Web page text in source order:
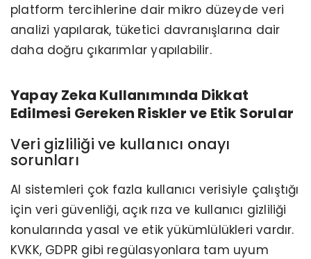
platform tercihlerine dair mikro düzeyde veri
analizi yapılarak, tüketici davranışlarına dair
daha doğru çıkarımlar yapılabilir.
Yapay Zeka Kullanımında Dikkat
Edilmesi Gereken Riskler ve Etik Sorular
Veri gizliliği ve kullanıcı onayı
sorunları
AI sistemleri çok fazla kullanıcı verisiyle çalıştığı
için veri güvenliği, açık rıza ve kullanıcı gizliliği
konularında yasal ve etik yükümlülükleri vardır.
KVKK, GDPR gibi regülasyonlara tam uyum